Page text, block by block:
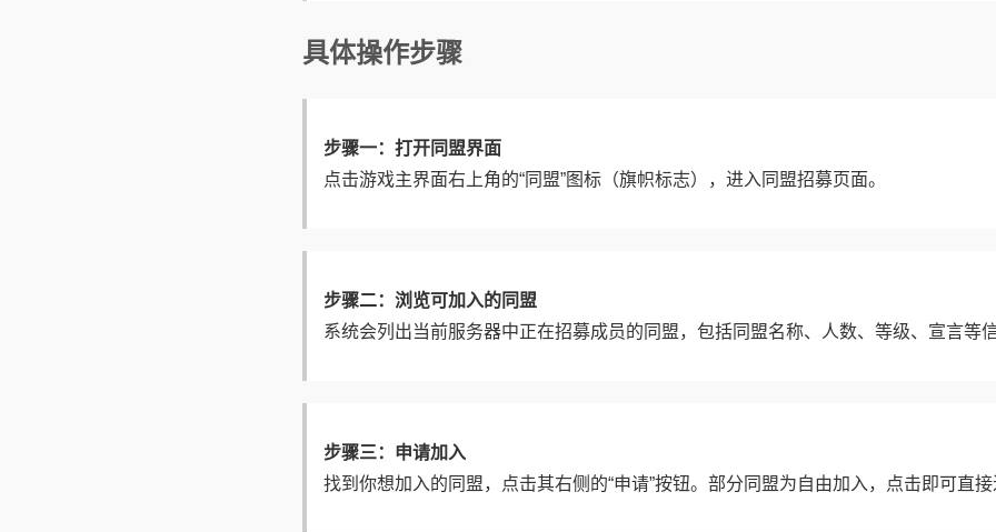
具体操作步骤
步骤一：打开同盟界面
点击游戏主界面右上角的“同盟”图标（旗帜标志），进入同盟招募页面。
步骤二：浏览可加入的同盟
系统会列出当前服务器中正在招募成员的同盟，包括同盟名称、人数、等级、宣言等
步骤三：申请加入
找到你想加入的同盟，点击其右侧的“申请”按钮。部分同盟为自由加入，点击即可直